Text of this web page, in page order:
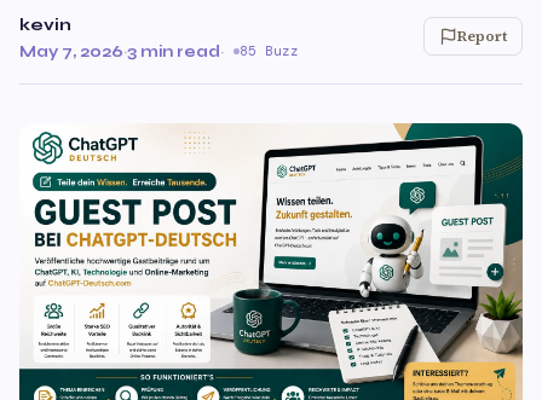
kevin
May 7, 2026·3 min read· 85 Buzz
Report